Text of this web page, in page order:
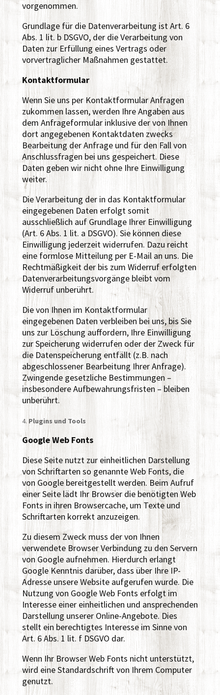
vorgenommen.
Grundlage für die Datenverarbeitung ist Art. 6
Abs. 1 lit. b DSGVO, der die Verarbeitung von
Daten zur Erfüllung eines Vertrags oder
vorvertraglicher Maßnahmen gestattet.
Kontaktformular
Wenn Sie uns per Kontaktformular Anfragen
zukommen lassen, werden Ihre Angaben aus
dem Anfrageformular inklusive der von Ihnen
dort angegebenen Kontaktdaten zwecks
Bearbeitung der Anfrage und für den Fall von
Anschlussfragen bei uns gespeichert. Diese
Daten geben wir nicht ohne Ihre Einwilligung
weiter.
Die Verarbeitung der in das Kontaktformular
eingegebenen Daten erfolgt somit
ausschließlich auf Grundlage Ihrer Einwilligung
(Art. 6 Abs. 1 lit. a DSGVO). Sie können diese
Einwilligung jederzeit widerrufen. Dazu reicht
eine formlose Mitteilung per E-Mail an uns. Die
Rechtmäßigkeit der bis zum Widerruf erfolgten
Datenverarbeitungsvorgänge bleibt vom
Widerruf unberührt.
Die von Ihnen im Kontaktformular
eingegebenen Daten verbleiben bei uns, bis Sie
uns zur Löschung auffordern, Ihre Einwilligung
zur Speicherung widerrufen oder der Zweck für
die Datenspeicherung entfällt (z.B. nach
abgeschlossener Bearbeitung Ihrer Anfrage).
Zwingende gesetzliche Bestimmungen –
insbesondere Aufbewahrungsfristen – bleiben
unberührt.
Plugins und Tools
Google Web Fonts
Diese Seite nutzt zur einheitlichen Darstellung
von Schriftarten so genannte Web Fonts, die
von Google bereitgestellt werden. Beim Aufruf
einer Seite lädt Ihr Browser die benötigten Web
Fonts in ihren Browsercache, um Texte und
Schriftarten korrekt anzuzeigen.
Zu diesem Zweck muss der von Ihnen
verwendete Browser Verbindung zu den Servern
von Google aufnehmen. Hierdurch erlangt
Google Kenntnis darüber, dass über Ihre IP-
Adresse unsere Website aufgerufen wurde. Die
Nutzung von Google Web Fonts erfolgt im
Interesse einer einheitlichen und ansprechenden
Darstellung unserer Online-Angebote. Dies
stellt ein berechtigtes Interesse im Sinne von
Art. 6 Abs. 1 lit. f DSGVO dar.
Wenn Ihr Browser Web Fonts nicht unterstützt,
wird eine Standardschrift von Ihrem Computer
genutzt.